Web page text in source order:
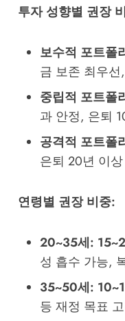
투자 성향별 권장
보수적 포트폴
금 보존 최우
중립적 포트폴
과 안정, 은퇴
공격적 포트폴
은퇴 20년 이
연령별 권장 비중:
20~35세:
성 흡수 가능,
35~50세:
등 재정 목표